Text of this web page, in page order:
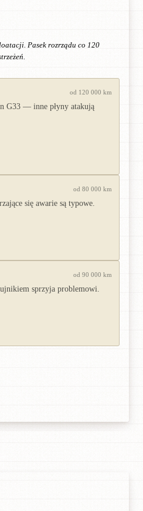
Pasek rozrządu co 120
od 120 000 km
G33 — inne płyny atakują
od 80 000 km
się awarie są typowe.
od 90 000 km
sprzyja problemowi.